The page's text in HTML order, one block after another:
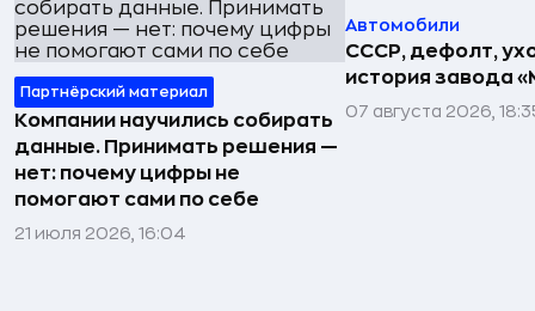
Партнёрский материал
Компании научились собирать
данные. Принимать решения —
нет: почему цифры не
помогают сами по себе
21 июля 2026, 16:04
Автомобили
СССР, дефолт,
история завода
07 августа 2026,